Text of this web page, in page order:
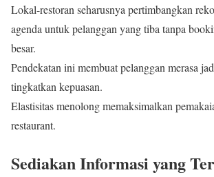
Lokal-restoran seharusnya pertimbangkan
agenda untuk pelanggan yang tiba tanpa
besar.
Pendekatan ini membuat pelanggan merasa
tingkatkan kepuasan.
Elastisitas menolong memaksimalkan
restaurant.
Sediakan Informasi yang